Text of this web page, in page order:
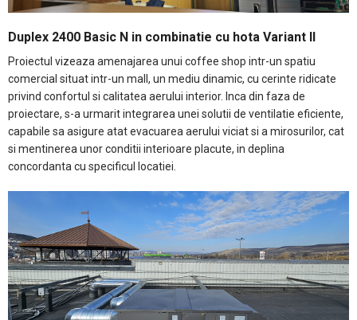
Duplex 2400 Basic N in combinatie cu hota Variant II
Proiectul vizeaza amenajarea unui coffee shop intr-un spatiu
comercial situat intr-un mall, un mediu dinamic, cu cerinte ridicate
privind confortul si calitatea aerului interior. Inca din faza de
proiectare, s-a urmarit integrarea unei solutii de ventilatie eficiente,
capabile sa asigure atat evacuarea aerului viciat si a mirosurilor, cat
si mentinerea unor conditii interioare placute, in deplina
concordanta cu specificul locatiei.